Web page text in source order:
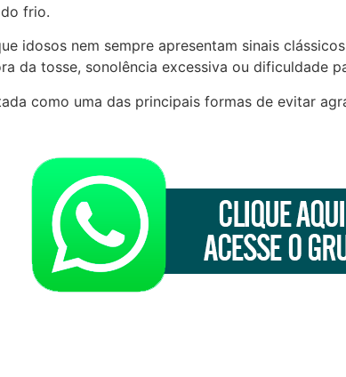
frio.
idosos nem sempre apresentam sinais
da tosse, sonolência excessiva ou dificuldade
como uma das principais formas de evitar